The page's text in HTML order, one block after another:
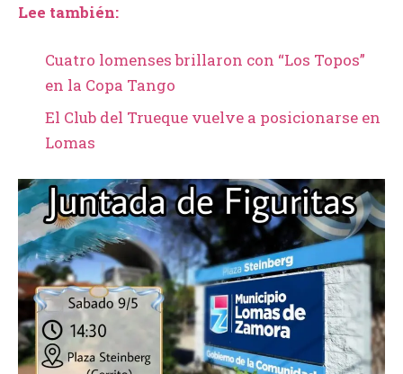
Lee también:
Cuatro lomenses brillaron con “Los Topos”
en la Copa Tango
El Club del Trueque vuelve a posicionarse en
Lomas